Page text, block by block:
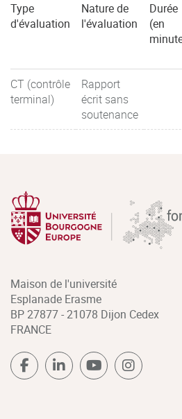
Type
d'évaluation
Nature de
l'évaluation
Durée
(en
CT (contrôle
terminal)
Rapport
écrit sans
soutenance
Maison de l'université
Esplanade Erasme
BP 27877 - 21078 Dijon Cedex
FRANCE